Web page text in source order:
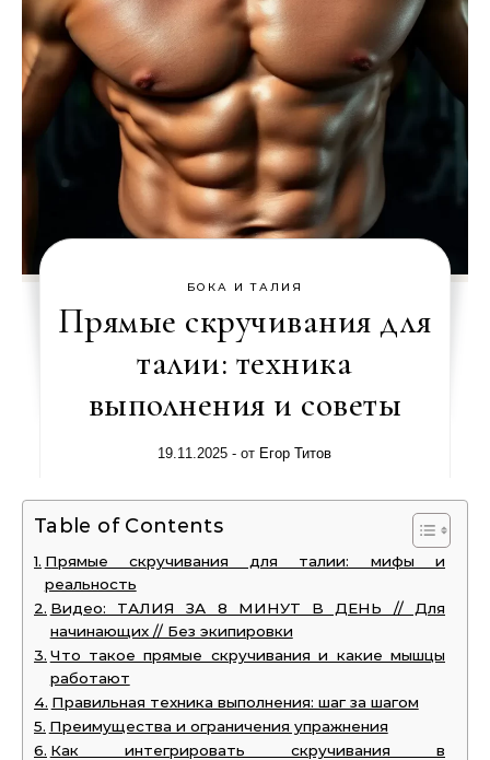
БОКА И ТАЛИЯ
Прямые скручивания для
талии: техника
выполнения и советы
19.11.2025 - от Егор Титов
Table of Contents
Прямые скручивания для талии: мифы и
реальность
Видео: ТАЛИЯ ЗА 8 МИНУТ В ДЕНЬ // Для
начинающих // Без экипировки
Что такое прямые скручивания и какие мышцы
работают
Правильная техника выполнения: шаг за шагом
Преимущества и ограничения упражнения
Как интегрировать скручивания в